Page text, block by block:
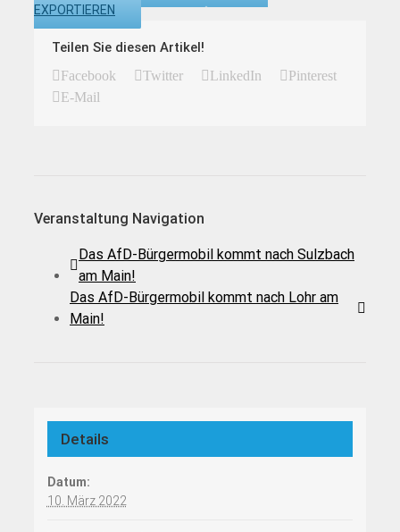
EXPORTIEREN
Teilen Sie diesen Artikel!
Facebook Twitter LinkedIn
Pinterest
E-Mail
Veranstaltung Navigation
Das AfD-Bürgermobil kommt nach Sulzbach
am Main!
Das AfD-Bürgermobil kommt nach Lohr am
Main!
Details
Datum:
10. März 2022